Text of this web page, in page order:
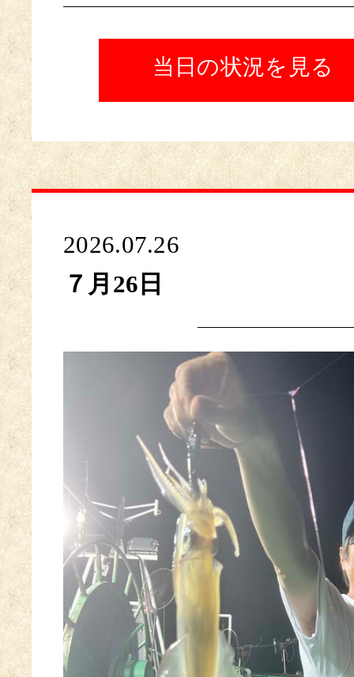
当日の状況を見る
2026.07.26
７月26日